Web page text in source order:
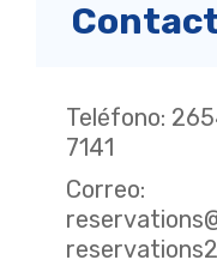
Teléfono:
7141
Correo: